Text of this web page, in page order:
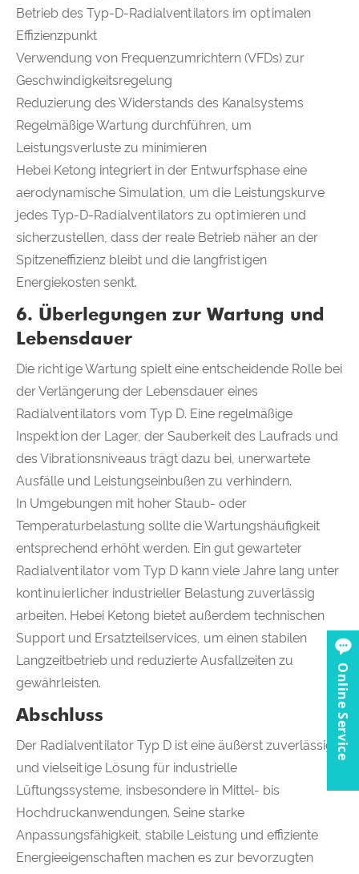
Betrieb des Typ-D-Radialventilators im optimalen
Effizienzpunkt
Verwendung von Frequenzumrichtern (VFDs) zur
Geschwindigkeitsregelung
Reduzierung des Widerstands des Kanalsystems
Regelmäßige Wartung durchführen, um
Leistungsverluste zu minimieren
Hebei Ketong integriert in der Entwurfsphase eine
aerodynamische Simulation, um die Leistungskurve
jedes Typ-D-Radialventilators zu optimieren und
sicherzustellen, dass der reale Betrieb näher an der
Spitzeneffizienz bleibt und die langfristigen
Energiekosten senkt.
6. Überlegungen zur Wartung und
Lebensdauer
Die richtige Wartung spielt eine entscheidende Rolle bei
der Verlängerung der Lebensdauer eines
Radialventilators vom Typ D. Eine regelmäßige
Inspektion der Lager, der Sauberkeit des Laufrads und
des Vibrationsniveaus trägt dazu bei, unerwartete
Ausfälle und Leistungseinbußen zu verhindern.
In Umgebungen mit hoher Staub- oder
Temperaturbelastung sollte die Wartungshäufigkeit
entsprechend erhöht werden. Ein gut gewarteter
Radialventilator vom Typ D kann viele Jahre lang unter
kontinuierlicher industrieller Belastung zuverlässig
arbeiten. Hebei Ketong bietet außerdem technischen
Support und Ersatzteilservices, um einen stabilen
Langzeitbetrieb und reduzierte Ausfallzeiten zu
gewährleisten.
Abschluss
Der Radialventilator Typ D ist eine äußerst zuverlässige
und vielseitige Lösung für industrielle
Lüftungssysteme, insbesondere in Mittel- bis
Hochdruckanwendungen. Seine starke
Anpassungsfähigkeit, stabile Leistung und effiziente
Energieeigenschaften machen es zur bevorzugten
Online Service